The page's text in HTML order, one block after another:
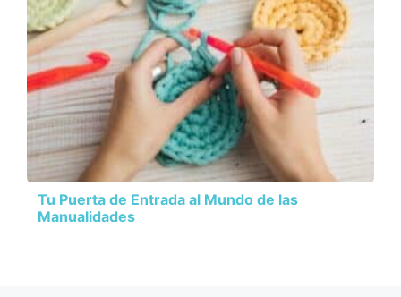
Tu Puerta de Entrada al Mundo de las
Manualidades